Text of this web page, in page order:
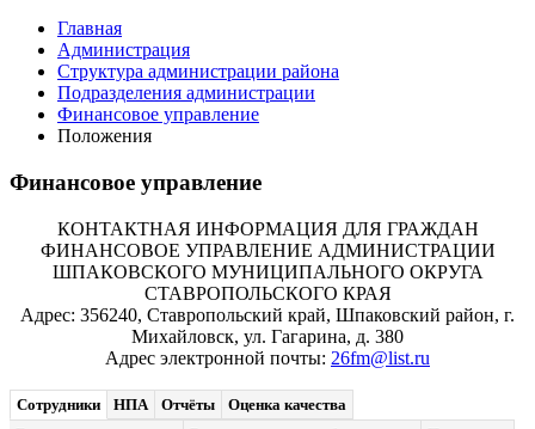
Главная
Администрация
Структура администрации района
Подразделения администрации
Финансовое управление
Положения
Финансовое управление
КОНТАКТНАЯ ИНФОРМАЦИЯ ДЛЯ ГРАЖДАН
ФИНАНСОВОЕ УПРАВЛЕНИЕ АДМИНИСТРАЦИИ
ШПАКОВСКОГО МУНИЦИПАЛЬНОГО ОКРУГА
СТАВРОПОЛЬСКОГО КРАЯ
Адрес: 356240, Ставропольский край, Шпаковский район, г.
Михайловск, ул. Гагарина, д. 380
Адрес электронной почты: 26fm@list.ru
Сотрудники НПА Отчёты
Оценка качества